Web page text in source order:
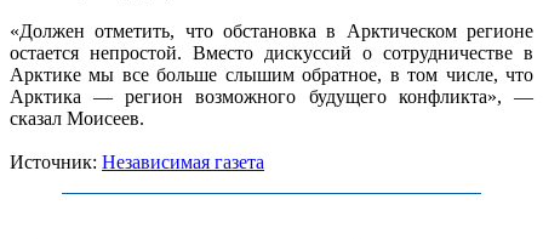
«Должен отметить, что обстановка в Арктическом регионе
остается непростой. Вместо дискуссий о сотрудничестве в
Арктике мы все больше слышим обратное, в том числе, что
Арктика — регион возможного будущего конфликта», —
сказал Моисеев.
Источник: Независимая газета